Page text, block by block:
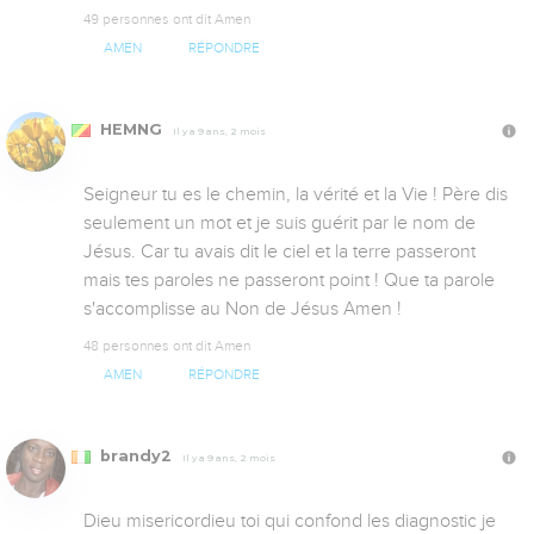
49 personnes ont dit Amen
AMEN RÉPONDRE
HEMNG Il y a 9 ans, 2 mois
Seigneur tu es le chemin, la vérité et la Vie ! Père dis
seulement un mot et je suis guérit par le nom de
Jésus. Car tu avais dit le ciel et la terre passeront
mais tes paroles ne passeront point ! Que ta parole
s'accomplisse au Non de Jésus Amen !
48 personnes ont dit Amen
AMEN RÉPONDRE
brandy2 Il y a 9 ans, 2 mois
Dieu misericordieu toi qui confond les diagnostic je